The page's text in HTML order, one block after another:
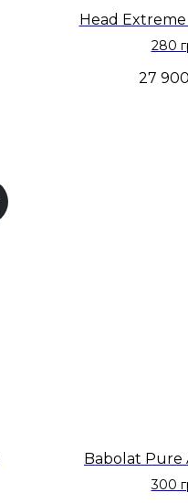
Head
280
27 900
Babolat Pure
300